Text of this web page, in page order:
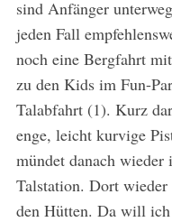
sind Anfänger
jeden Fall
noch eine Bergfahrt
zu den Kids im Fun-
Talabfahrt (1). Kurz
enge, leicht kurvige
mündet danach
Talstation. Dort
den Hütten. Da will
e
a
r